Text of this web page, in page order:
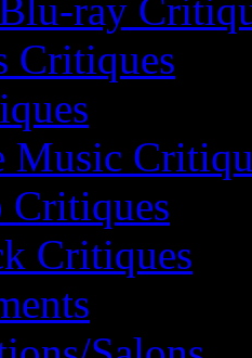
ray
Critiques
Music
Critiques
Critiques